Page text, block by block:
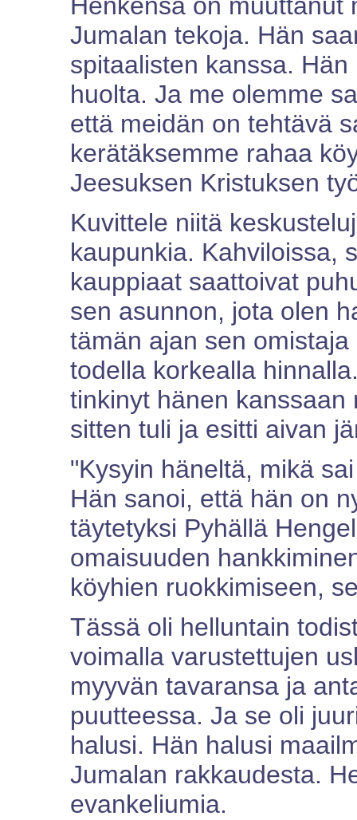
Henkensä on
Jumalan tekoja. Hän
spitaalisten kanssa.
huolta. Ja me olemme
että meidän on tehtävä
kerätäksemme rahaa
Jeesuksen Kristuksen
Kuvittele niitä
kaupunkia. Kahviloissa,
kauppiaat saattoivat
sen asunnon, jota olen
tämän ajan sen
todella korkealla
tinkinyt hänen
sitten tuli ja esitti aivan
"Kysyin häneltä, mikä
Hän sanoi, että hän on
täytetyksi Pyhällä
omaisuuden
köyhien ruokkimiseen,
Tässä oli helluntain
voimalla varustettujen
myyvän tavaransa ja
puutteessa. Ja se oli
halusi. Hän halusi
Jumalan rakkaudesta.
evankeliumia.